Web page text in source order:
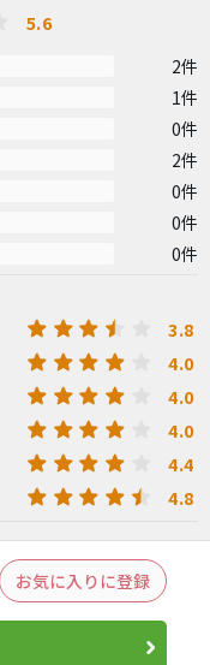
5.6
2件
1件
0件
2件
0件
0件
0件
3.8
4.0
4.0
4.0
4.4
4.8
お気に入りに登録